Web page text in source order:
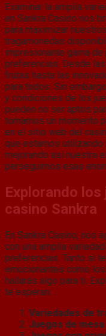
Examinar la amplia
en Sankra Casino nos
para maximizar
tragamonedas
impresionante gama
preferencias. Desde
frutas hasta las
para todos. Sin
y condiciones de los
pueden no ser aptos
tomarnos un momento
en el sitio web del
que estamos
mejorando así nuestra
perseguimos esas
Explorando
casino Sankra
En Sankra Casino, nos
con una amplia
preferencias. Tanto si
emocionantes como
hallarás algo para ti.
te esperan:
Variedades de
Juegos de mesa